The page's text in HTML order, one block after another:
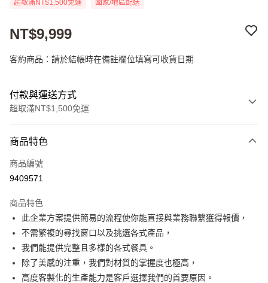
超取滿NT$1,500免運 國家/地區配送
NT$9,999
客約商品：請於結帳時在備註欄位填寫可收貨日期
付款與運送方式
超取滿NT$1,500免運
信用卡一次付款
超商取貨付款
街口支付
悠遊付
AFTEE先享後付
相關說明
商品特色
商品編號
9409571
商品特色
此企業方案提供簡易的流程使你能直接與業務聯繫獲得報價，
不需繁複的尋找窗口以及挑選各式產品，
我們能提供完整且多樣的各式餐具。
除了美感的注重，我們對材質的掌握度也極高，
高度客製化的生產能力是客戶選擇我們的首要原因。